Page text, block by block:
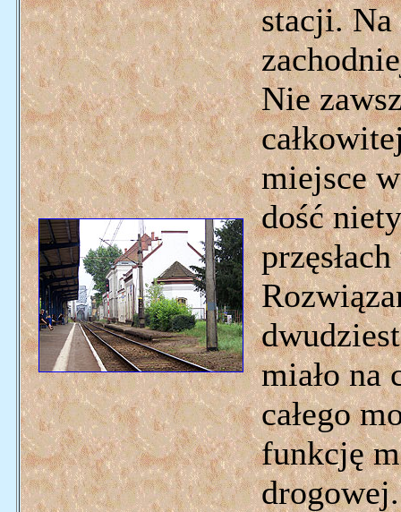
stacji. Na
Nie
miejsce
dość
miało na
całego
funkcję